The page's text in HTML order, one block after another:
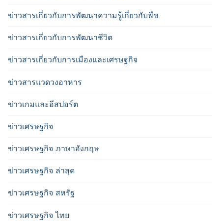
ข่าวสารเกี่ยวกับการพัฒนาความรู้เกี่ยวกับพืช
ข่าวสารเกี่ยวกับการพัฒนาชีวิต
ข่าวสารเกี่ยวกับการเมืองและเศรษฐกิจ
ข่าวสารแวดวงอาหาร
ข่าวเกมและอีสปอร์ต
ข่าวเศรษฐกิจ
ข่าวเศรษฐกิจ ภาษาอังกฤษ
ข่าวเศรษฐกิจ ล่าสุด
ข่าวเศรษฐกิจ สหรัฐ
ข่าวเศรษฐกิจ ไทย